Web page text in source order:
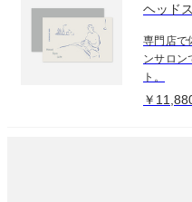
ヘッド
専門店で
ンサロン
ト。
￥